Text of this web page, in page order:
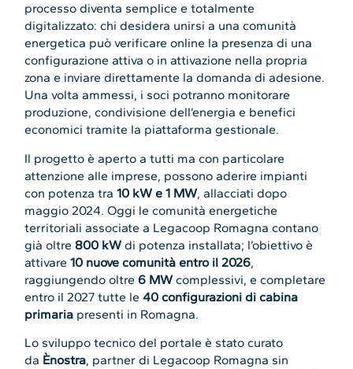
processo diventa semplice e totalmente
digitalizzato: chi desidera unirsi a una comunità
energetica può verificare online la presenza di una
configurazione attiva o in attivazione nella propria
zona e inviare direttamente la domanda di adesione.
Una volta ammessi, i soci potranno monitorare
produzione, condivisione dell’energia e benefici
economici tramite la piattaforma gestionale.
Il progetto è aperto a tutti ma con particolare
attenzione alle imprese, possono aderire impianti
con potenza tra10 kW e 1 MW, allacciati dopo
maggio 2024. Oggi le comunità energetiche
territoriali associate a Legacoop Romagna contano
già oltre800 kWdi potenza installata; l’obiettivo è
attivare10 nuove comunità entro il 2026,
raggiungendo oltre6 MWcomplessivi, e completare
entro il 2027 tutte le40 configurazioni di cabina
primaria presenti in Romagna.
Lo sviluppo tecnico del portale è stato curato
da Ènostra, partner di Legacoop Romagna sin